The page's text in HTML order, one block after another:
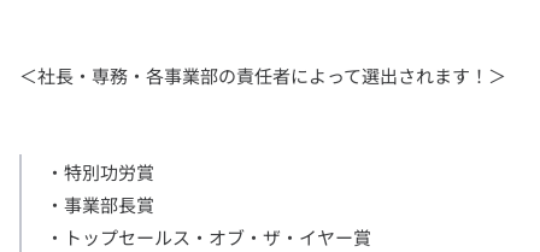
・特別功労賞
・事業部長賞
・トップセールス・オブ・ザ・イヤー賞